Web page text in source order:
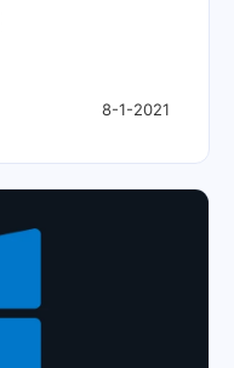
8-1-2021